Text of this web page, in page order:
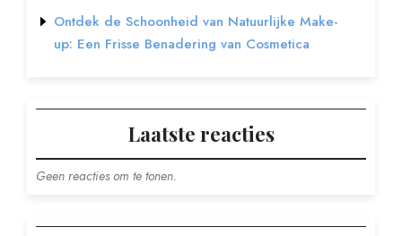
Ontdek de Schoonheid van Natuurlijke Make-
up: Een Frisse Benadering van Cosmetica
Laatste reacties
Geen reacties om te tonen.